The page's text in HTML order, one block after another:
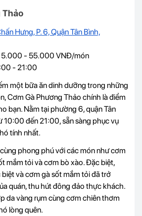
Thảo
Hưng, P. 6, Quận Tân Bình,
5.000 - 55.000 VNĐ/món
- 21:00
một bữa ăn dinh dưỡng trong những
Cơm Gà Phương Thảo chính là điểm
bạn. Nằm tại phường 6, quận Tân
10:00 đến 21:00, sẵn sàng phục vụ
tính nhất.
phong phú với các món như cơm
mắm tỏi và cơm bò xào. Đặc biệt,
và cơm gà sốt mắm tỏi đã trở
quán, thu hút đông đảo thực khách.
da vàng rụm cùng cơm chiên thơm
lòng quên.